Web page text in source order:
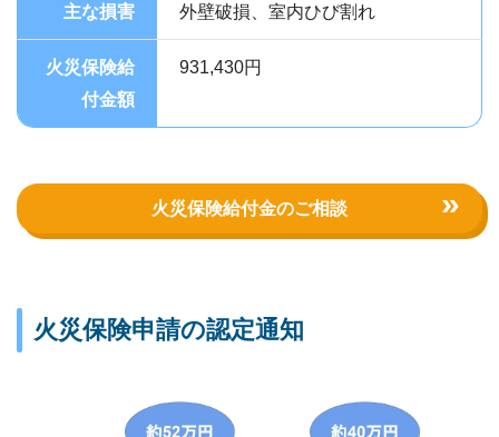
主な損害 外壁破損、室内ひび割れ
火災保険給
付金額
931,430円
火災保険給付金のご相談
火災保険申請の認定通知